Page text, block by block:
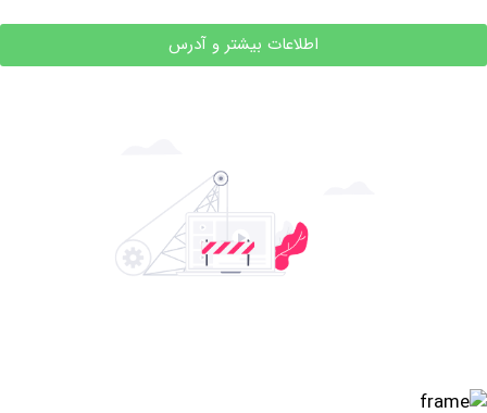
اطلاعات بیشتر و آدرس